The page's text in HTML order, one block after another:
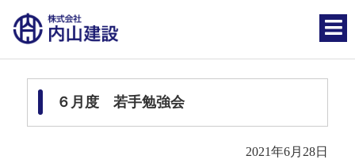
６月度 若手勉強会
2021年6月28日